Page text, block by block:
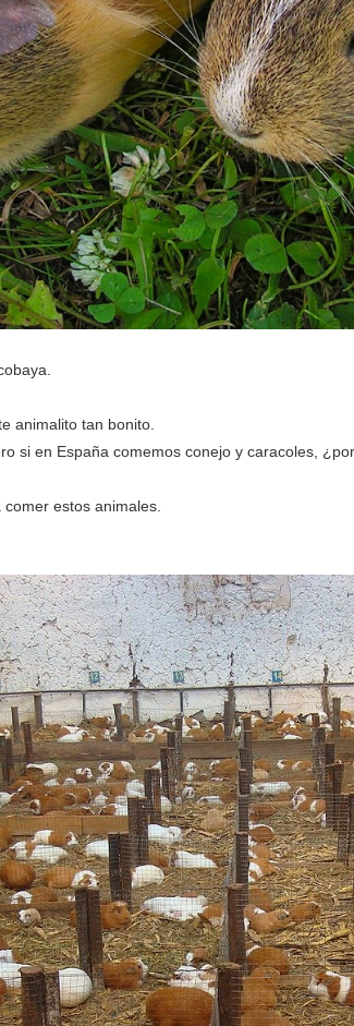
animalito tan bonito.
si en España comemos conejo y caracoles,
estos animales.